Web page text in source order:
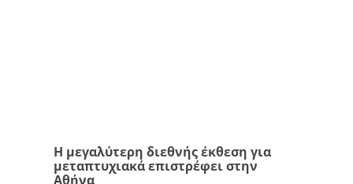
Η μεγαλύτερη διεθνής έκθεση για
μεταπτυχιακά επιστρέφει στην
Αθήνα